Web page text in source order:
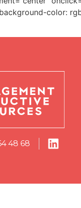
color:
48 68